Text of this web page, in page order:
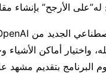
واختيار أماكن
البرنامج بتقديم